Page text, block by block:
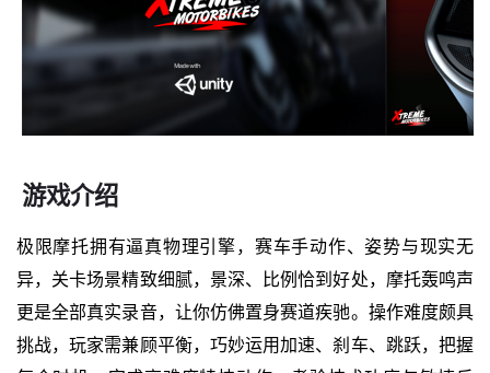
游戏介绍
极限摩托拥有逼真物理引擎，赛车手动作、姿势与现实无
异，关卡场景精致细腻，景深、比例恰到好处，摩托轰鸣声
更是全部真实录音，让你仿佛置身赛道疾驰。操作难度颇具
挑战，玩家需兼顾平衡，巧妙运用加速、刹车、跳跃，把握